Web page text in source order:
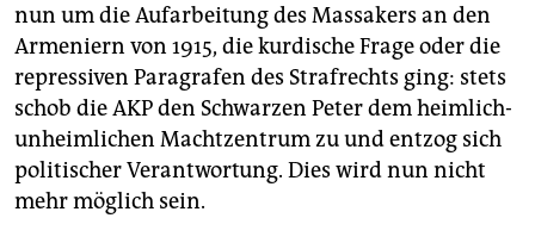
nun um die Aufarbeitung des Massakers an den
Armeniern von 1915, die kurdische Frage oder die
repressiven Paragrafen des Strafrechts ging: stets
schob die AKP den Schwarzen Peter dem heimlich-
unheimlichen Machtzentrum zu und entzog sich
politischer Verantwortung. Dies wird nun nicht
mehr möglich sein.